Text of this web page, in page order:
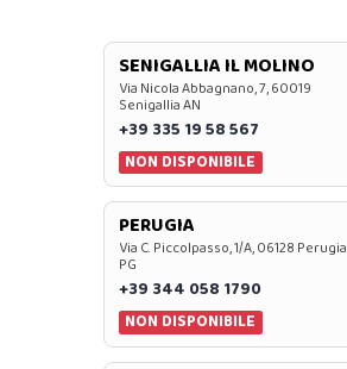
SENIGALLIA IL MOLINO
Via Nicola Abbagnano, 7, 60019
Senigallia AN
+39 335 19 58 567
NON DISPONIBILE
PERUGIA
Via C. Piccolpasso, 1/A, 06128 Perugia
PG
+39 344 058 1790
NON DISPONIBILE